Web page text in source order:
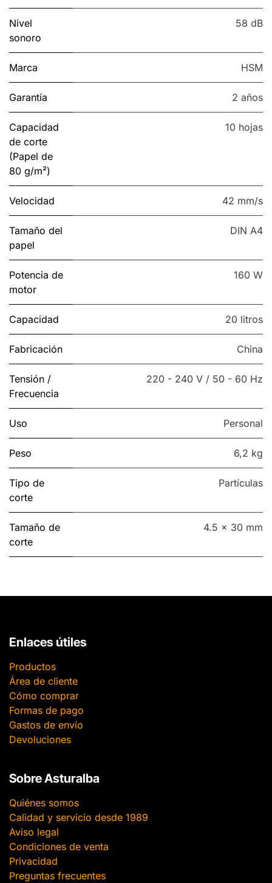
Nivel
sonoro
58 dB
Marca HSM
Garantía 2 años
Capacidad
de corte
(Papel de
80 g/m²)
10 hojas
Velocidad 42 mm/s
Tamaño del
papel
DIN A4
Potencia de
motor
160 W
Capacidad 20 litros
Fabricación China
Tensión /
Frecuencia
220 - 240 V / 50 - 60 Hz
Uso Personal
Peso 6,2 kg
Tipo de
corte
Partículas
Tamaño de
corte
4.5 x 30 mm
Enlaces útiles
Productos
Área de cliente
Cómo comprar
Formas de pago
Gastos de envío
Devoluciones
Sobre Asturalba
Quiénes somos
Calidad y servicio desde 1989
Aviso legal
Condiciones de venta
Privacidad
Preguntas frecuentes